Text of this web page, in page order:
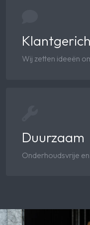
Wij zetten ideeën
Duurzaam
Onderhoudsvrije